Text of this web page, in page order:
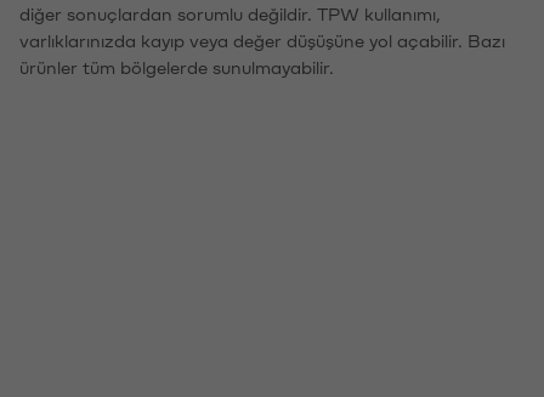
diğer sonuçlardan sorumlu değildir. TPW kullanımı,
varlıklarınızda kayıp veya değer düşüşüne yol açabilir. Bazı
ürünler tüm bölgelerde sunulmayabilir.